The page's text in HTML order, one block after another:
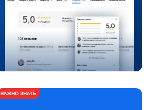
ВАЖНО ЗНАТЬ